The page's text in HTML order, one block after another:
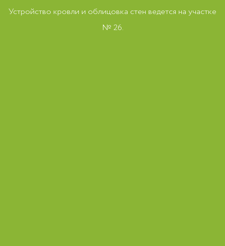
Устройство кровли и облицовка стен ведется на участке
№ 26.